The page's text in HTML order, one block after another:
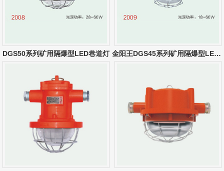
DGS50系列矿用隔爆型LED巷道灯 金阳王DGS45系列矿用隔爆型LED巷道灯